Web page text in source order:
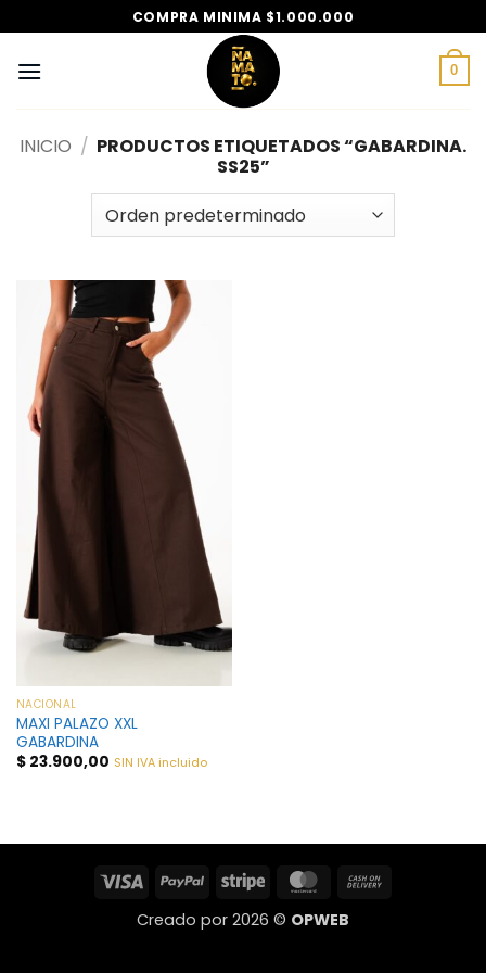
al
contenido
COMPRA MINIMA $1.000.000
0
INICIO / PRODUCTOS ETIQUETADOS “GABARDINA.
SS25”
NACIONAL
MAXI PALAZO XXL
GABARDINA
$23.900,00 SIN IVA incluido
Visa PayPal Stripe MasterCard
Creado por 2026 © OPWEB